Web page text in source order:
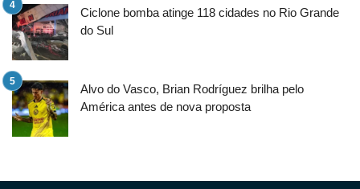
Ciclone bomba atinge 118 cidades no Rio Grande
do Sul
Alvo do Vasco, Brian Rodríguez brilha pelo
América antes de nova proposta